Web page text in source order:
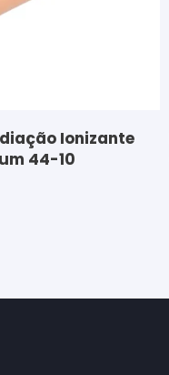
Ionizante
44-10